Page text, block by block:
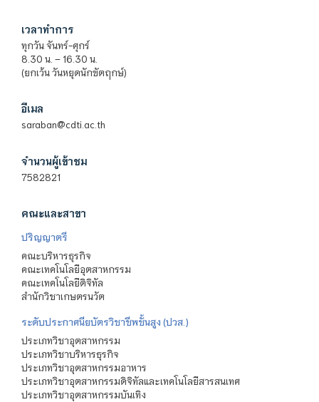
เวลาทำการ
ทุกวัน จันทร์-ศุกร์
8.30 น. – 16.30 น.
(ยกเว้น วันหยุดนักขัตฤกษ์)
อีเมล
saraban@cdti.ac.th
จำนวนผู้เข้าชม
7582821
คณะและสาขา
ปริญญาตรี
คณะบริหารธุรกิจ
คณะเทคโนโลยีอุตสาหกรรม
คณะเทคโนโลยีดิจิทัล
สำนักวิชาเกษตรนวัต
ระดับประกาศนียบัตรวิชาชีพชั้นสูง (ปวส.)
ประเภทวิชาอุตสาหกรรม
ประเภทวิชาบริหารธุรกิจ
ประเภทวิชาอุตสาหกรรมอาหาร
ประเภทวิชาอุตสาหกรรมดิจิทัลและเทคโนโลยีสารสนเทศ
ประเภทวิชาอุตสาหกรรมบันเทิง